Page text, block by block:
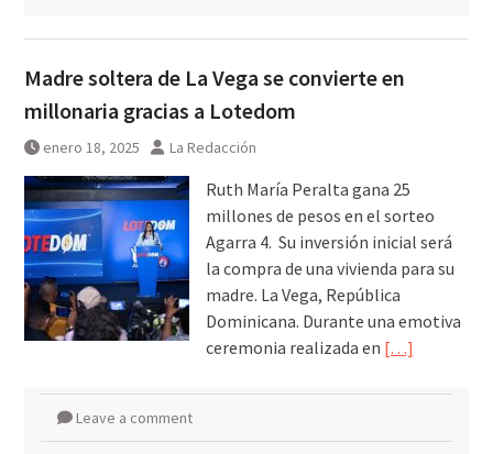
Madre soltera de La Vega se convierte en
millonaria gracias a Lotedom
enero 18, 2025 La Redacción
Ruth María Peralta gana 25
millones de pesos en el sorteo
Agarra 4. Su inversión inicial será
la compra de una vivienda para su
madre. La Vega, República
Dominicana. Durante una emotiva
ceremonia realizada en […]
Leave a comment